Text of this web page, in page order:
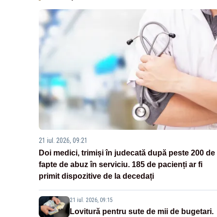
21 iul. 2026, 09:21
Doi medici, trimiși în judecată după peste 200 de
fapte de abuz în serviciu. 185 de pacienți ar fi
primit dispozitive de la decedați
21 iul. 2026, 09:15
Lovitură pentru sute de mii de bugetari.